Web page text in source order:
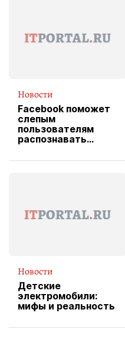
Новости
Facebook поможет
слепым
пользователям
распознавать
Новости
Детские
электромобили:
мифы и реальность